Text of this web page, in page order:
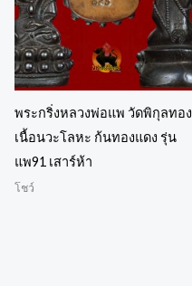
พระกริ่งหลวงพ่อแพ วัดพิกุลทอง
เนื้อนวะโลหะ ก้นทองแดง รุ่น
แพ91 เสาร์ห้า
โชว์